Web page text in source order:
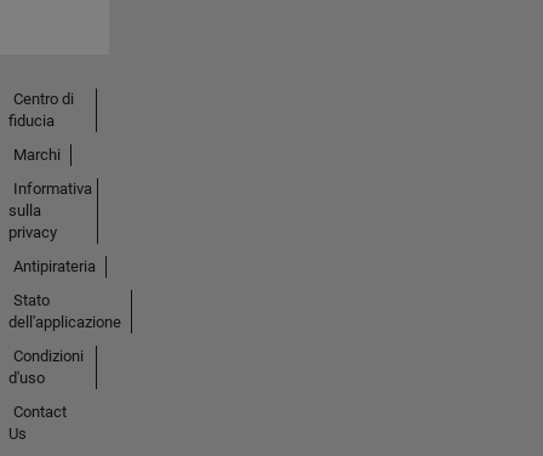
Centro di
fiducia
Marchi
Informativa
sulla
privacy
Antipirateria
Stato
dell'applicazione
Condizioni
d'uso
Contact
Us